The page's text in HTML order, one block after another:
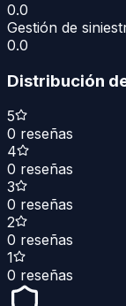
0.0
Gestión de
0.0
Distribución
5
0 reseñas
4
0 reseñas
3
0 reseñas
2
0 reseñas
1
0 reseñas